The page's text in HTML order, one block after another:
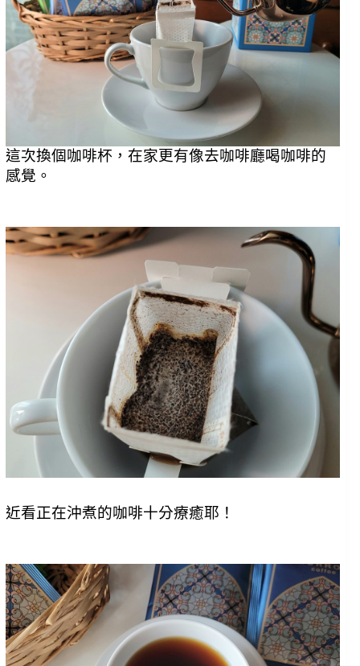
這次換個咖啡杯，在家更有像去咖啡廳喝咖啡的
感覺。
近看正在沖煮的咖啡十分療癒耶！